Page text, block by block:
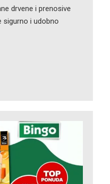
drvene i prenosive
sigurno i udobno